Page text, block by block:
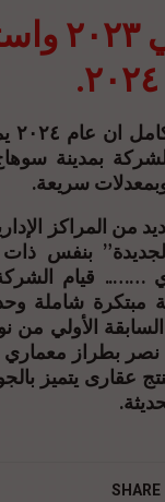
بمدينة
سريعة.
المراكز
بنفس
…….. قيام
شاملة
الأولي من
بطراز معماري
عقارى يتميز
SHARE